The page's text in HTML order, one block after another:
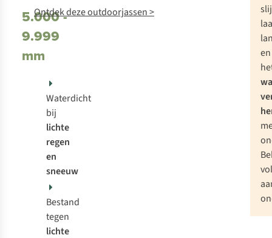
5.000 -
9.999
mm
Waterdicht
bij
lichte
regen
en
sneeuw
Bestand
tegen
lichte
Ontdek deze outdoorjassen >